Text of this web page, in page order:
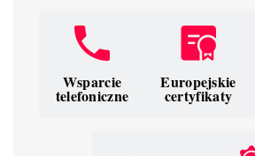
Wsparcie
telefoniczne
Europejskie
certyfikaty